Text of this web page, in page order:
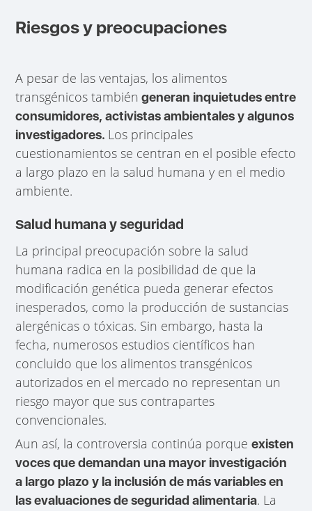
Riesgos y preocupaciones
A pesar de las ventajas, los alimentos
transgénicos también generan inquietudes entre
consumidores, activistas ambientales y algunos
investigadores. Los principales
cuestionamientos se centran en el posible efecto
a largo plazo en la salud humana y en el medio
ambiente.
Salud humana y seguridad
La principal preocupación sobre la salud
humana radica en la posibilidad de que la
modificación genética pueda generar efectos
inesperados, como la producción de sustancias
alergénicas o tóxicas. Sin embargo, hasta la
fecha, numerosos estudios científicos han
concluido que los alimentos transgénicos
autorizados en el mercado no representan un
riesgo mayor que sus contrapartes
convencionales.
Aun así, la controversia continúa porqueexisten
voces que demandan una mayor investigación
a largo plazo y la inclusión de más variables en
las evaluaciones de seguridad alimentaria. La